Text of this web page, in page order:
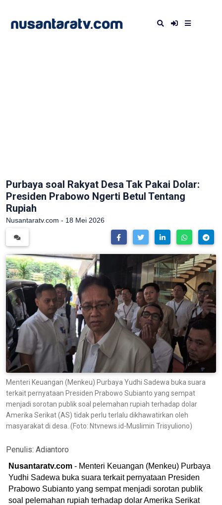
Purbaya soal Rakyat Desa Tak Pakai Dolar:
Presiden Prabowo Ngerti Betul Tentang
Rupiah
Nusantaratv.com - 18 Mei 2026
Menteri Keuangan (Menkeu) Purbaya Yudhi Sadewa buka suara
terkait pernyataan Presiden Prabowo Subianto yang sempat
menjadi sorotan publik soal pelemahan rupiah terhadap dolar
Amerika Serikat (AS) tidak perlu terlalu dikhawatirkan oleh
masyarakat di desa. (Foto: Ntvnews.id-Muslimin Trisyuliono)
Penulis: Adiantoro
Nusantaratv.com - Menteri Keuangan (Menkeu) Purbaya
Yudhi Sadewa buka suara terkait pernyataan Presiden
Prabowo Subianto yang sempat menjadi sorotan publik
soal pelemahan rupiah terhadap dolar Amerika Serikat